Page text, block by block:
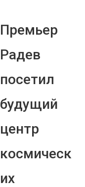
Премьер
Радев
посетил
будущий
центр
космическ
их